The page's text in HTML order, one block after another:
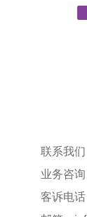
联系我们
业务咨
客诉电